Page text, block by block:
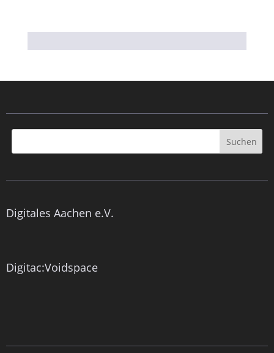
Digitales Aachen e.V.
Digitac:Voidspace